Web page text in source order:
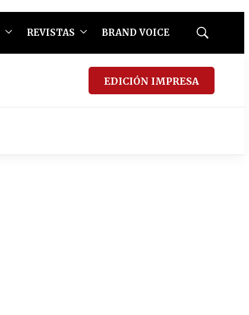
REVISTAS BRAND VOICE
Mostrar
EDICIÓN IMPRESA